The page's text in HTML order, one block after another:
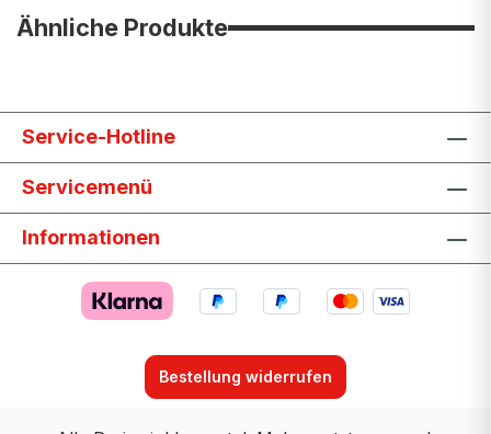
Ähnliche Produkte
Service-Hotline
Servicemenü
Informationen
Bestellung widerrufen